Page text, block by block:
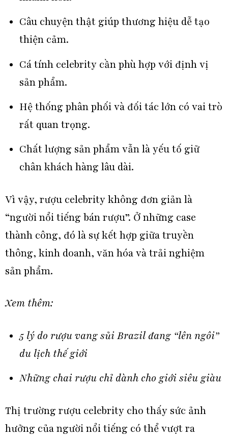
Câu chuyện thật giúp thương hiệu dễ tạo
thiện cảm.
Cá tính celebrity cần phù hợp với định vị
sản phẩm.
Hệ thống phân phối và đối tác lớn có vai trò
rất quan trọng.
Chất lượng sản phẩm vẫn là yếu tố giữ
chân khách hàng lâu dài.
Vì vậy, rượu celebrity không đơn giản là
“người nổi tiếng bán rượu”. Ở những case
thành công, đó là sự kết hợp giữa truyền
thông, kinh doanh, văn hóa và trải nghiệm
sản phẩm.
Xem thêm:
5 lý do rượu vang sủi Brazil đang “lên ngôi”
du lịch thế giới
Những chai rượu chỉ dành cho giới siêu giàu
Thị trường rượu celebrity cho thấy sức ảnh
hưởng của người nổi tiếng có thể vượt ra